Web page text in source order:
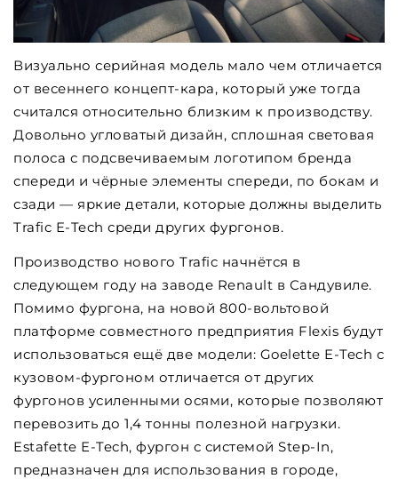
Визуально серийная модель мало чем отличается
от весеннего концепт-кара, который уже тогда
считался относительно близким к производству.
Довольно угловатый дизайн, сплошная световая
полоса с подсвечиваемым логотипом бренда
спереди и чёрные элементы спереди, по бокам и
сзади — яркие детали, которые должны выделить
Trafic E-Tech среди других фургонов.
Производство нового Trafic начнётся в
следующем году на заводе Renault в Сандувиле.
Помимо фургона, на новой 800-вольтовой
платформе совместного предприятия Flexis будут
использоваться ещё две модели: Goelette E-Tech с
кузовом-фургоном отличается от других
фургонов усиленными осями, которые позволяют
перевозить до 1,4 тонны полезной нагрузки.
Estafette E-Tech, фургон с системой Step-In,
предназначен для использования в городе,